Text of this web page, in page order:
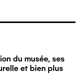
du musée, ses
et bien plus